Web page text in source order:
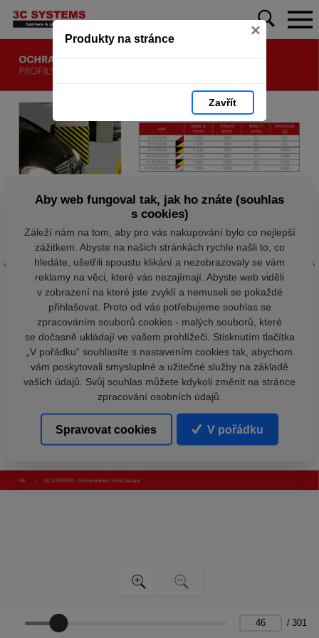
Produkty na stránce ×
Zavřít
/ 301
Aby web fungoval tak, jak ho znáte (souhlas
s cookies)
Záleží nám na tom, aby pro vás nakupování bylo co nejlepší
zážitkem. Abyste na našich stránkách rychle našli to, co
hledáte, ušetřili spoustu klikání a nezobrazovaly se vám
reklamy na věci, které vás nezajímají. Abyste web viděli
v zobrazení na které jste zvyklí a nemuseli se pokaždé
přihlašovat. Proto od vás potřebujeme souhlas se
zpracováním souborů cookies - malých souborů, které
se dočasně ukládají ve vašem prohlížeči. Stisknutím tlačítka
„V pořádku“ souhlasíte s nastavením cookies tak, abychom
vám poskytovali smysluplné a užitečné služby na základě
vašich údajů. Svůj souhlas můžete kdykoli změnit na stránce
zpracování osobních údajů.
Spravovat cookies V pořádku